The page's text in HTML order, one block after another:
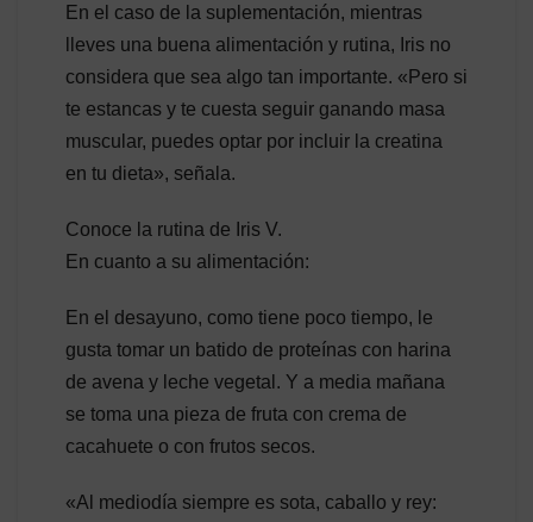
En el caso de la suplementación, mientras
lleves una buena alimentación y rutina, Iris no
considera que sea algo tan importante. «Pero si
te estancas y te cuesta seguir ganando masa
muscular, puedes optar por incluir la creatina
en tu dieta», señala.
Conoce la rutina de Iris V.
En cuanto a su alimentación:
En el desayuno, como tiene poco tiempo, le
gusta tomar un batido de proteínas con harina
de avena y leche vegetal. Y a media mañana
se toma una pieza de fruta con crema de
cacahuete o con frutos secos.
«Al mediodía siempre es sota, caballo y rey: